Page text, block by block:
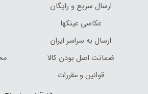
ارسال سریع و رایگان
عکاسی عینکها
ارسال به سراسر ایران
ضمانت اصل بودن کالا
قوانین و مقررات